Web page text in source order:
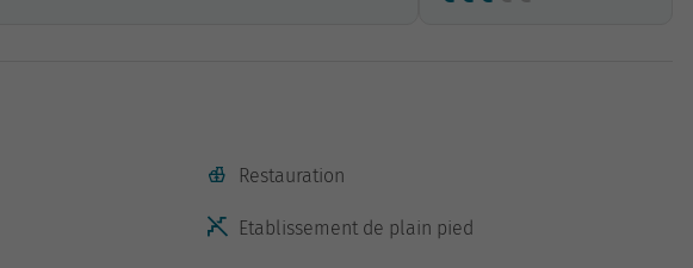
Restauration
Etablissement de plain pied